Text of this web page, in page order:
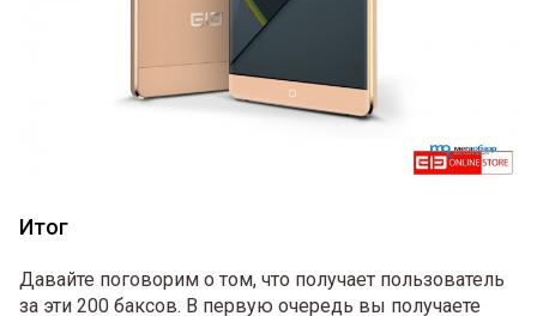
Итог
Давайте поговорим о том, что получает пользователь
за эти 200 баксов. В первую очередь вы получаете